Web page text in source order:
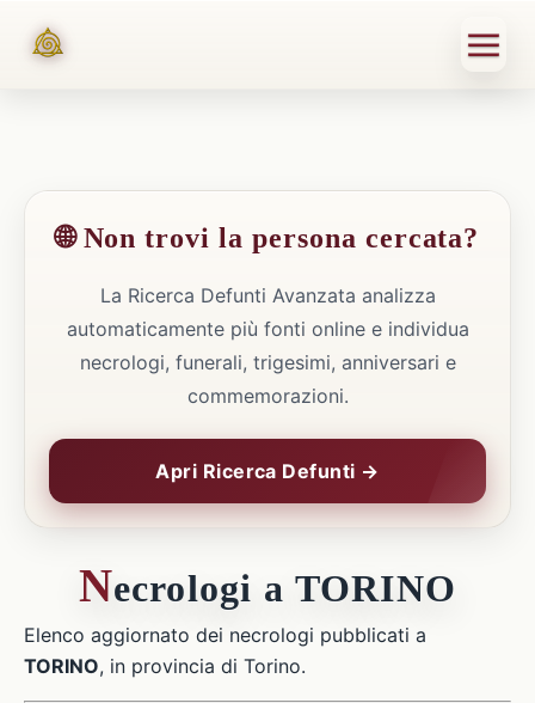
🌐 Non trovi la persona cercata?
La Ricerca Defunti Avanzata analizza
automaticamente più fonti online e individua
necrologi, funerali, trigesimi, anniversari e
commemorazioni.
Apri Ricerca Defunti →
Necrologi a TORINO
Elenco aggiornato dei necrologi pubblicati a
TORINO, in provincia di Torino.